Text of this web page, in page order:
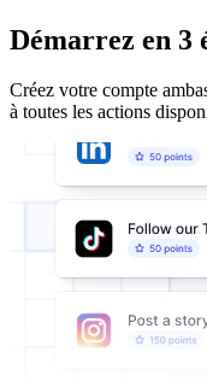
Démarrez en 3
Créez votre compte
à toutes les actions